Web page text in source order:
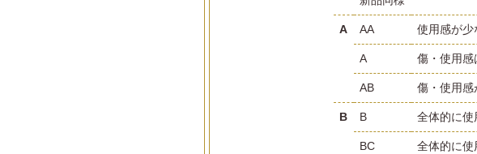
A AA 使用感が
A 傷・使用
AB 傷・使用感
B B 全体的に
BC 全体的に